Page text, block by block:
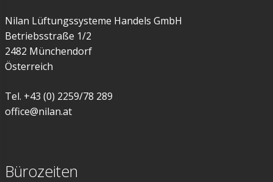
Nilan Lüftungssysteme Handels GmbH
Betriebsstraße 1/2
2482 Münchendorf
Österreich
Tel. +43 (0) 2259/78 289
office@nilan.at
Bürozeiten